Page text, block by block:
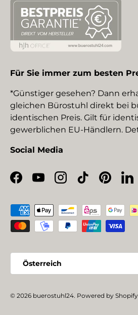
Für Sie immer zum besten
*Günstiger gesehen? Dann
gleichen Bürostuhl direkt bei
identischen Preis. Gilt für
gewerblichen EU-Händlern.
Social Media
Facebook
YouTubeInstagram
TikTokPinterest
Zahlungsmethoden
Land/Region
Österreich
© 2026 buerostuhl24. Powered by Shopify